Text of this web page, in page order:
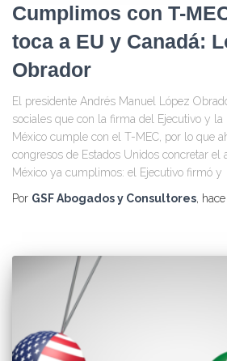
Cumplimos con T-
toca a EU y Canadá:
Obrador
El presidente Andrés Manuel López
sociales que con la firma del Ejecutivo y la
México cumple con el T-MEC, por lo que
congresos de Estados Unidos concretar el
México ya cumplimos: el Ejecutivo firmó y
Por GSF Abogados y Consultores, hace